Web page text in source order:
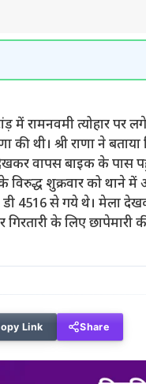
में रामनवमी त्योहार
थी। श्री राणा ने बताया
वापस बाइक के पास
विरुद्ध शुक्रवार को थाने
डी 4516 से गये थे। मेला
गिरतारी के लिए छापेमारी
Link Share